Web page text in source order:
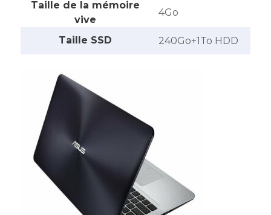
Taille de la mémoire
vive
4Go
Taille SSD 240Go+1To HDD